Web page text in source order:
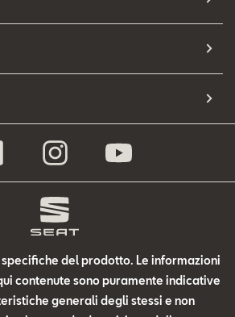
del prodotto. Le informazioni
contenute sono puramente indicative
generali degli stessi e non